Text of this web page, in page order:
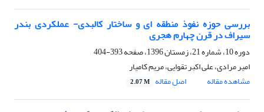
بررسی حوزه نفوذ منطقه ای و ساختار کالبدی- عملکردی بندر
سیراف در قرن چهارم هجری
دوره 10، شماره 21، زمستان 1396، صفحه
393-404
امیر مرادی، علی اکبر تقوایی، مریم کامیار
مشاهده مقاله
اصل مقاله 2.07 M